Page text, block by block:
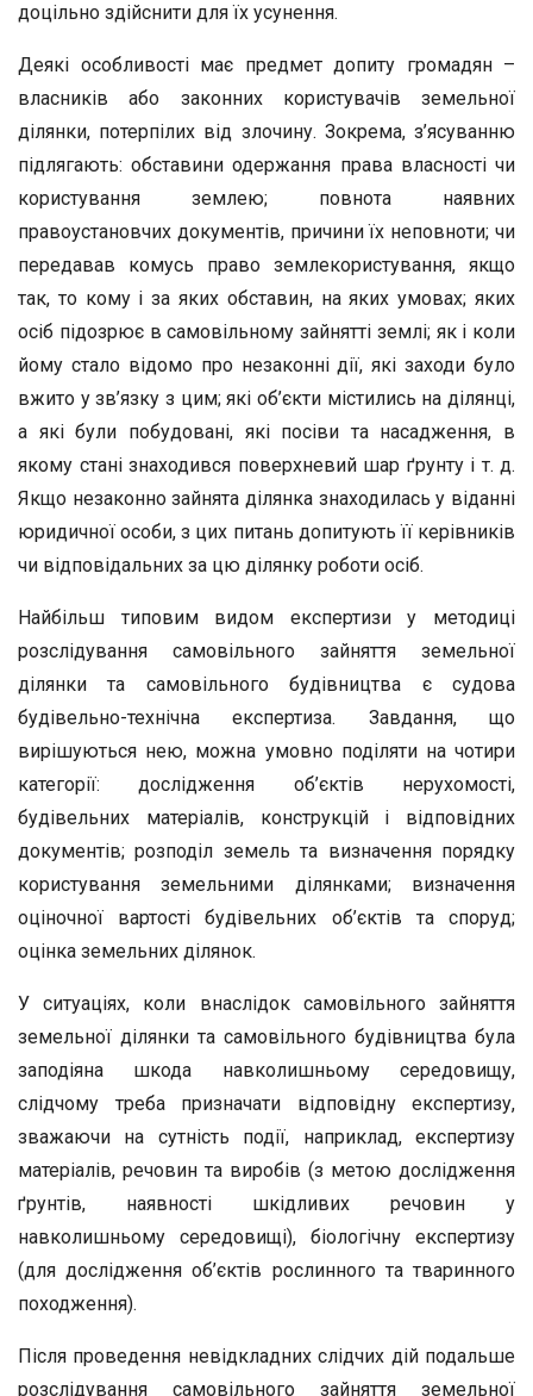
доцільно здійснити для їх усунення.
Деякі особливості має предмет допиту громадян –
власників або законних користувачів земельної
ділянки, потерпілих від злочину. Зокрема, з’ясуванню
підлягають: обставини одержання права власності чи
користування землею; повнота наявних
правоустановчих документів, причини їх неповноти; чи
передавав комусь право землекористування, якщо
так, то кому і за яких обставин, на яких умовах; яких
осіб підозрює в самовільному зайнятті землі; як і коли
йому стало відомо про незаконні дії, які заходи було
вжито у зв’язку з цим; які об’єкти містились на ділянці,
а які були побудовані, які посіви та насадження, в
якому стані знаходився поверхневий шар ґрунту і т. д.
Якщо незаконно зайнята ділянка знаходилась у віданні
юридичної особи, з цих питань допитують її керівників
чи відповідальних за цю ділянку роботи осіб.
Найбільш типовим видом експертизи у методиці
розслідування самовільного зайняття земельної
ділянки та самовільного будівництва є судова
будівельно-технічна експертиза. Завдання, що
вирішуються нею, можна умовно поділяти на чотири
категорії: дослідження об’єктів нерухомості,
будівельних матеріалів, конструкцій і відповідних
документів; розподіл земель та визначення порядку
користування земельними ділянками; визначення
оціночної вартості будівельних об’єктів та споруд;
оцінка земельних ділянок.
У ситуаціях, коли внаслідок самовільного зайняття
земельної ділянки та самовільного будівництва була
заподіяна шкода навколишньому середовищу,
слідчому треба призначати відповідну експертизу,
зважаючи на сутність події, наприклад, експертизу
матеріалів, речовин та виробів (з метою дослідження
ґрунтів, наявності шкідливих речовин у
навколишньому середовищі), біологічну експертизу
(для дослідження об’єктів рослинного та тваринного
походження).
Після проведення невідкладних слідчих дій подальше
розслідування самовільного зайняття земельної